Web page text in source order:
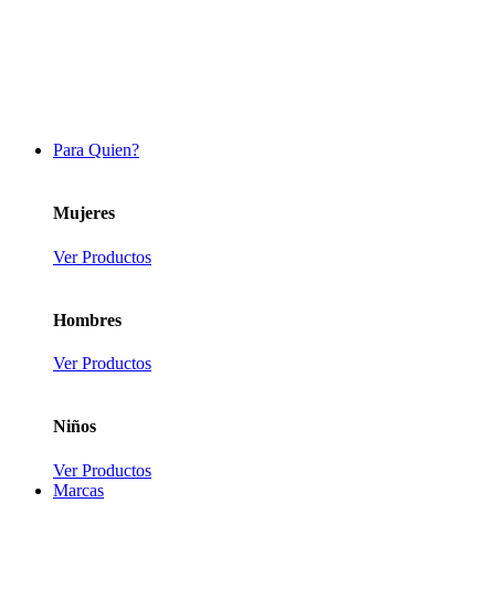
Para Quien?
Mujeres
Ver Productos
Hombres
Ver Productos
Niños
Ver Productos
Marcas